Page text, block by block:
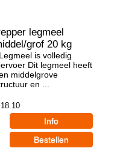
legmeel
grof 20 kg
is volledig
Dit legmeel heeft
middelgrove
en ...
18.10